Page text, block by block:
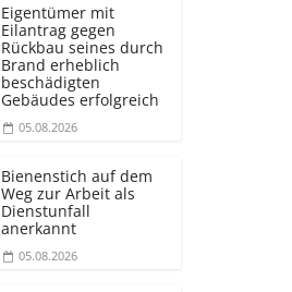
Eigentümer mit
Eilantrag gegen
Rückbau seines durch
Brand erheblich
beschädigten
Gebäudes erfolgreich
05.08.2026
Bienenstich auf dem
Weg zur Arbeit als
Dienstunfall
anerkannt
05.08.2026